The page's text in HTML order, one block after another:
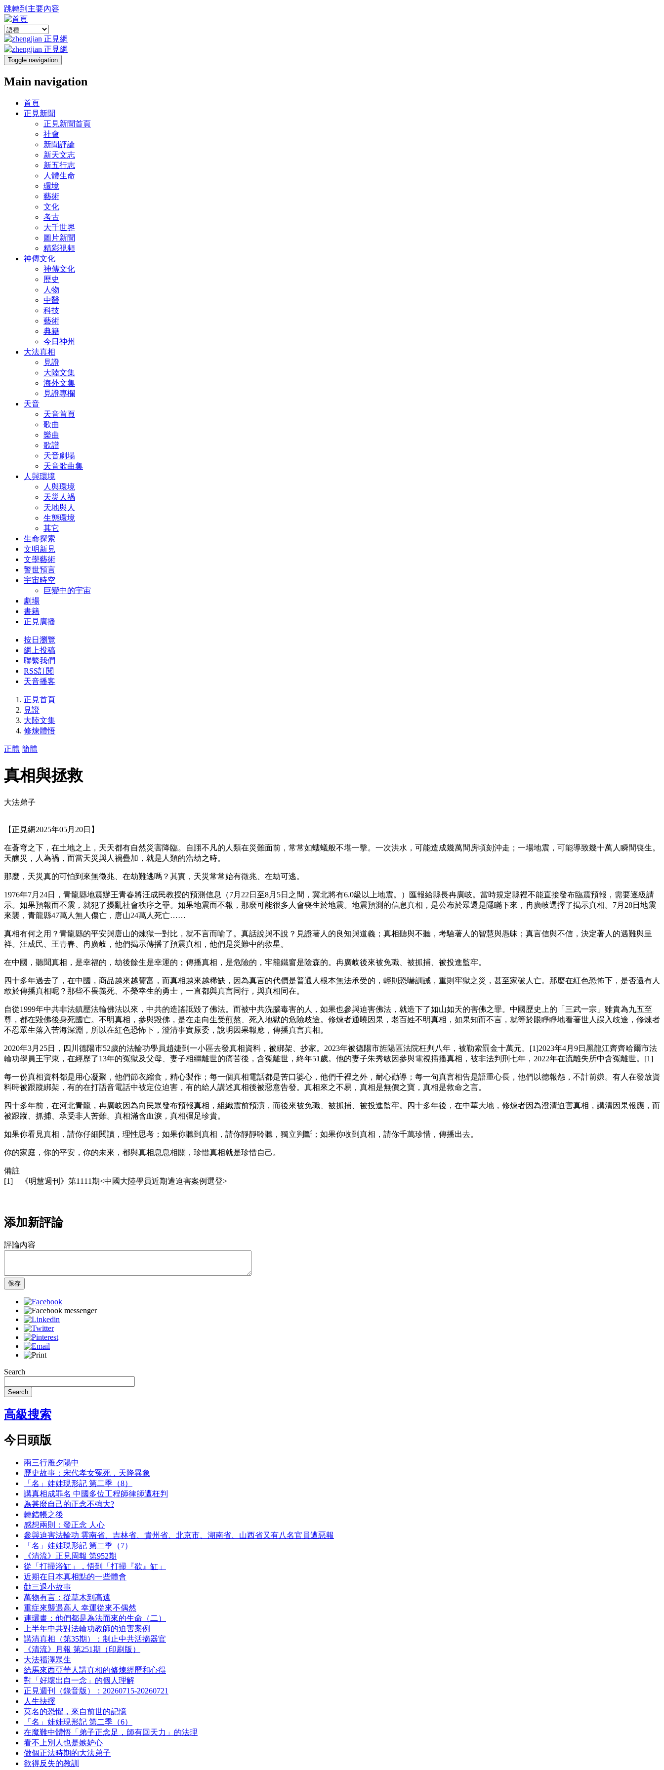
跳轉到主要內容
Toggle navigation
Main navigation
首頁
正見新聞
正見新聞首頁
社會
新聞評論
新天文志
新五行志
人體生命
環境
藝術
文化
考古
大千世界
圖片新聞
精彩視頻
神傳文化
神傳文化
歷史
人物
中醫
科技
藝術
典籍
今日神州
大法真相
見證
大陸文集
海外文集
見證專欄
天音
天音首頁
歌曲
樂曲
歌譜
天音劇場
天音歌曲集
人與環境
人與環境
天災人禍
天地與人
生態環境
其它
生命探索
文明新見
文學藝術
警世預言
宇宙時空
巨變中的宇宙
劇場
書籍
正見廣播
按日瀏覽
網上投稿
聯繫我們
RSS訂閱
天音播客
正見首頁
見證
大陸文集
修煉體悟
正體 簡體
真相與拯救
大法弟子
【正見網2025年05月20日】
在蒼穹之下，在土地之上，天天都有自然災害降臨。自詡不凡的人類在災難面前，常常如螻蟻般不堪一擊。一次洪水，可能造成幾萬間房頃刻沖走；一場地震，可能導致幾十萬人瞬間喪生。
天釀災，人為禍，而當天災與人禍疊加，就是人類的浩劫之時。
那麼，天災真的可怕到來無徵兆、在劫難逃嗎？其實，天災常常始有徵兆、在劫可逃。
1976年7月24日，青龍縣地震辦王青春將汪成民教授的預測信息（7月22日至8月5日之間，冀北將有6.0級以上地震。）匯報給縣長冉廣岐。當時規定縣裡不能直接發布臨震預報，需要逐級請
示。如果預報而不震，就犯了擾亂社會秩序之罪。如果地震而不報，那麼可能很多人會喪生於地震。地震預測的信息真相，是公布於眾還是隱瞞下來，冉廣岐選擇了揭示真相。7月28日地震
來襲，青龍縣47萬人無人傷亡，唐山24萬人死亡……
真相有何之用？青龍縣的平安與唐山的煉獄一對比，就不言而喻了。真話說與不說？見證著人的良知與道義；真相聽與不聽，考驗著人的智慧與愚昧；真言信與不信，決定著人的遇難與呈
祥。汪成民、王青春、冉廣岐，他們揭示傳播了預震真相，他們是災難中的救星。
在中國，聽聞真相，是幸福的，劫後餘生是幸運的；傳播真相，是危險的，牢籠鐵窗是陰森的。冉廣岐後來被免職、被抓捕、被投進監牢。
四十多年過去了，在中國，商品越來越豐富，而真相越來越稀缺，因為真言的代價是普通人根本無法承受的，輕則恐嚇訓誡，重則牢獄之災，甚至家破人亡。那麼在紅色恐怖下，是否還有人
敢於傳播真相呢？那些不畏義死、不榮幸生的勇士，一直都與真言同行，與真相同在。
自從1999年中共非法鎮壓法輪佛法以來，中共的造謠詆毀了佛法。而被中共洗腦毒害的人，如果也參與迫害佛法，就造下了如山如天的害佛之罪。中國歷史上的「三武一宗」雖貴為九五至
尊，都在毀佛後身死國亡。不明真相，參與毀佛，是在走向生受煎熬、死入地獄的危險歧途。修煉者通曉因果，老百姓不明真相，如果知而不言，就等於眼睜睜地看著世人誤入歧途，修煉者
不忍眾生落入苦海深淵，所以在紅色恐怖下，澄清事實原委，說明因果報應，傳播真言真相。
2020年3月25日，四川德陽市52歲的法輪功學員趙婕到一小區去發真相資料，被綁架、抄家。2023年被德陽市旌陽區法院枉判八年，被勒索罰金十萬元。[1]2023年4月9日黑龍江齊齊哈爾市法
輪功學員王宇東，在經歷了13年的冤獄及父母、妻子相繼離世的痛苦後，含冤離世，終年51歲。他的妻子朱秀敏因參與電視插播真相，被非法判刑七年，2022年在流離失所中含冤離世。[1]
每一份真相資料都是用心凝聚，他們節衣縮食，精心製作；每一個真相電話都是苦口婆心，他們千裡之外，耐心勸導；每一句真言相告是語重心長，他們以德報怨，不計前嫌。有人在發放資
料時被跟蹤綁架，有的在打語音電話中被定位迫害，有的給人講述真相後被惡意告發。真相來之不易，真相是無價之寶，真相是救命之言。
四十多年前，在河北青龍，冉廣岐因為向民眾發布預報真相，組織震前預演，而後來被免職、被抓捕、被投進監牢。四十多年後，在中華大地，修煉者因為澄清迫害真相，講清因果報應，而
被跟蹤、抓捕、承受非人苦難。真相滿含血淚，真相彌足珍貴。
如果你看見真相，請你仔細閱讀，理性思考；如果你聽到真相，請你靜靜聆聽，獨立判斷；如果你收到真相，請你千萬珍惜，傳播出去。
你的家庭，你的平安，你的未來，都與真相息息相關，珍惜真相就是珍惜自己。
備註
[1] 《明慧週刊》第1111期<中國大陸學員近期遭迫害案例選登>
添加新評論
評論內容
保存
Search
Search
高級搜索
今日頭版
兩三行雁夕陽中
歷史故事：宋代孝女冤死，天降異象
「名」娃娃現形記 第二季（8）
講真相成罪名 中國多位工程師律師遭枉判
為甚麼自己的正念不強大?
轉錯帳之後
感想兩則：發正念 人心
參與迫害法輪功 雲南省、吉林省、貴州省、北京市、湖南省、山西省又有八名官員遭惡報
「名」娃娃現形記 第二季（7）
《清流》正見周報 第952期
從「打掃浴缸」，悟到「打掃『欲』缸」
近期在日本真相點的一些體會
勸三退小故事
萬物有言：從草木到高遠
重症來襲遇高人 幸運從來不偶然
連環畫：他們都是為法而來的生命（二）
上半年中共對法輪功教師的迫害案例
講清真相（第35期）：制止中共活摘器官
《清流》月報 第251期（印刷版）
大法福澤眾生
給馬來西亞華人講真相的修煉經歷和心得
對「好壞出自一念」的個人理解
正見週刊（錄音版）：20260715-20260721
人生抉擇
莫名的恐懼，來自前世的記憶
「名」娃娃現形記 第二季（6）
在魔難中體悟「弟子正念足，師有回天力」的法理
看不上別人也是嫉妒心
做個正法時期的大法弟子
欲得反失的教訓